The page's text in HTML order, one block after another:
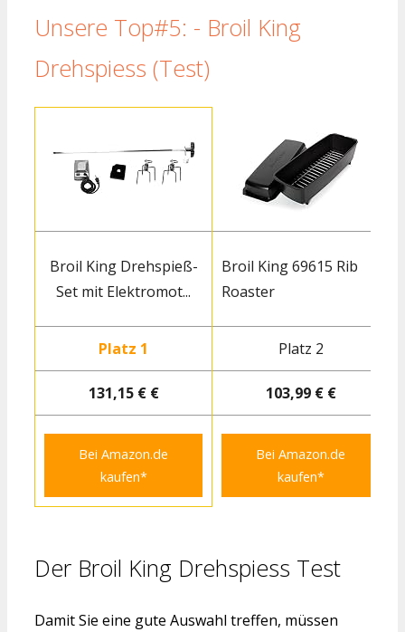
Unsere Top#5: - Broil King
Drehspiess (Test)
Broil King Drehspieß-
Set mit Elektromot...
Broil King 69615 Rib
Roaster
Platz 1 Platz 2
131,15 € € 103,99 € €
Bei Amazon.de
kaufen*
Bei Amazon.de
kaufen*
Der Broil King Drehspiess Test
Damit Sie eine gute Auswahl treffen, müssen